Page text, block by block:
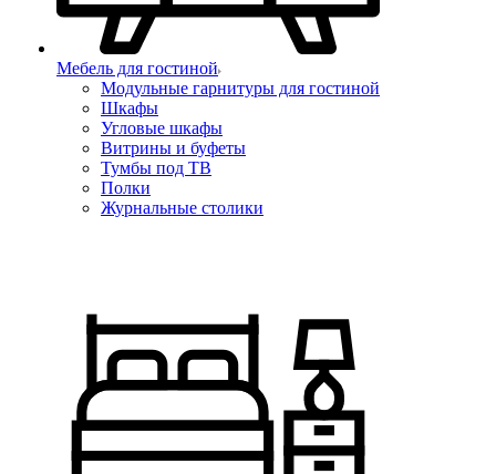
Мебель для гостиной
Модульные гарнитуры для гостиной
Шкафы
Угловые шкафы
Витрины и буфеты
Тумбы под ТВ
Полки
Журнальные столики